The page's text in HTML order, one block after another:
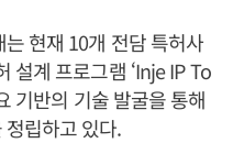
현재 10개 전담 특허사
설계 프로그램 ‘Inje IP To
기반의 기술 발굴을 통해
립하고 있다.